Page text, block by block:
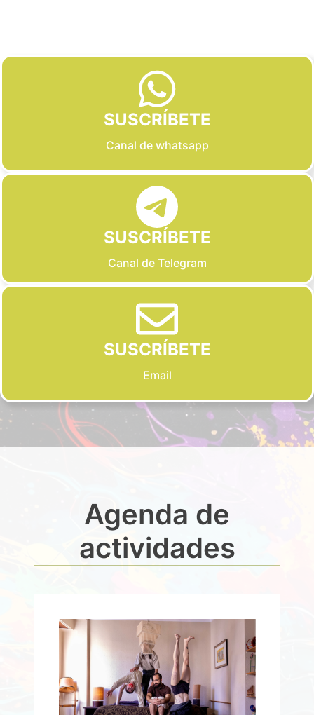
SUSCRÍBETE
Canal de whatsapp
SUSCRÍBETE
Canal de Telegram
SUSCRÍBETE
Email
Agenda de
actividades